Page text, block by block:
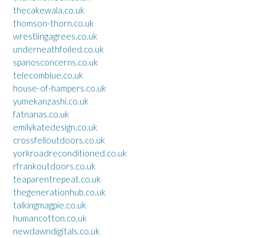
thecakewala.co.uk
thomson-thorn.co.uk
wrestlingagrees.co.uk
underneathfoiled.co.uk
spanosconcerns.co.uk
telecomblue.co.uk
house-of-hampers.co.uk
yumekanzashi.co.uk
fatnanas.co.uk
emilykatedesign.co.uk
crossfelloutdoors.co.uk
yorkroadreconditioned.co.uk
rfrankoutdoors.co.uk
teaparentrepeat.co.uk
thegenerationhub.co.uk
talkingmagpie.co.uk
humancotton.co.uk
newdawndigitals.co.uk